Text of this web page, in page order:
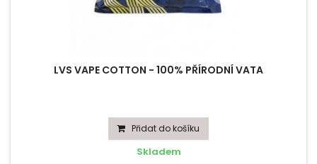
LVS VAPE COTTON - 100% PŘÍRODNÍ VATA
Přidat do košíku
Skladem